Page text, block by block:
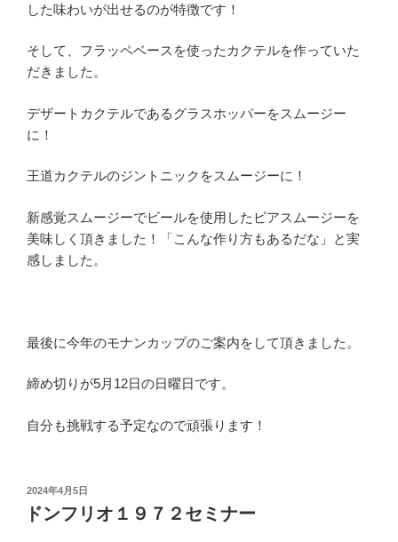
した味わいが出せるのが特徴です！
そして、フラッペベースを使ったカクテルを作っていた
だきました。
デザートカクテルであるグラスホッパーをスムージー
に！
王道カクテルのジントニックをスムージーに！
新感覚スムージーでビールを使用したビアスムージーを
美味しく頂きました！「こんな作り方もあるだな」と実
感しました。
最後に今年のモナンカップのご案内をして頂きました。
締め切りが5月12日の日曜日です。
自分も挑戦する予定なので頑張ります！
投
稿
日:
2024年4月5日
ドンフリオ１９７２セミナー